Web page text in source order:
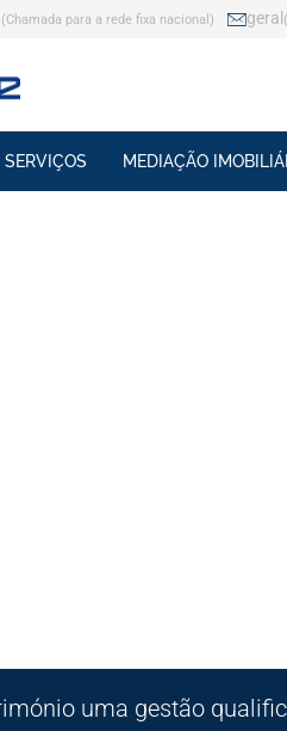
(Chamada para a rede fixa nacional)
SERVIÇOS MEDIAÇÃO
uma gestão